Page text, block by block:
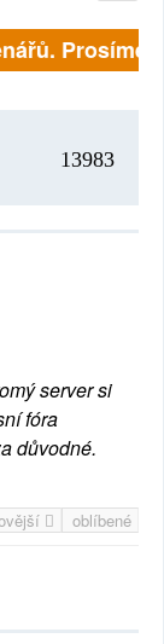
Prosíme,
13983
server si
fóra
důvodné.
oblíbené